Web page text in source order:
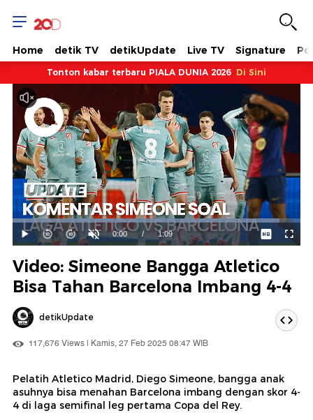
Home detik TV detikUpdate Live TV Signature
Tonton kabar terbaru PIALA DUNIA 2026 Di Sini
Mainkan
Suara
Hidup
Waktu
ini
0:00 / Durasi
1:09
Dimuat:
92.73%
Video: Simeone Bangga Atletico
Bisa Tahan Barcelona Imbang 4-4
detikUpdate
117,676 Views | Kamis, 27 Feb 2025 08:47 WIB
Pelatih Atletico Madrid, Diego Simeone, bangga anak
asuhnya bisa menahan Barcelona imbang dengan skor 4-
4 di laga semifinal leg pertama Copa del Rey.